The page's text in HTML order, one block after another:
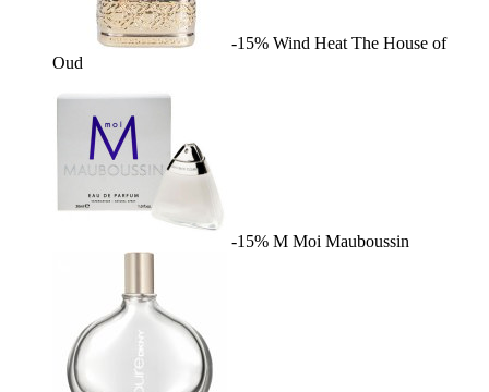
-15% Wind Heat The House of
Oud
-15% M Moi Mauboussin